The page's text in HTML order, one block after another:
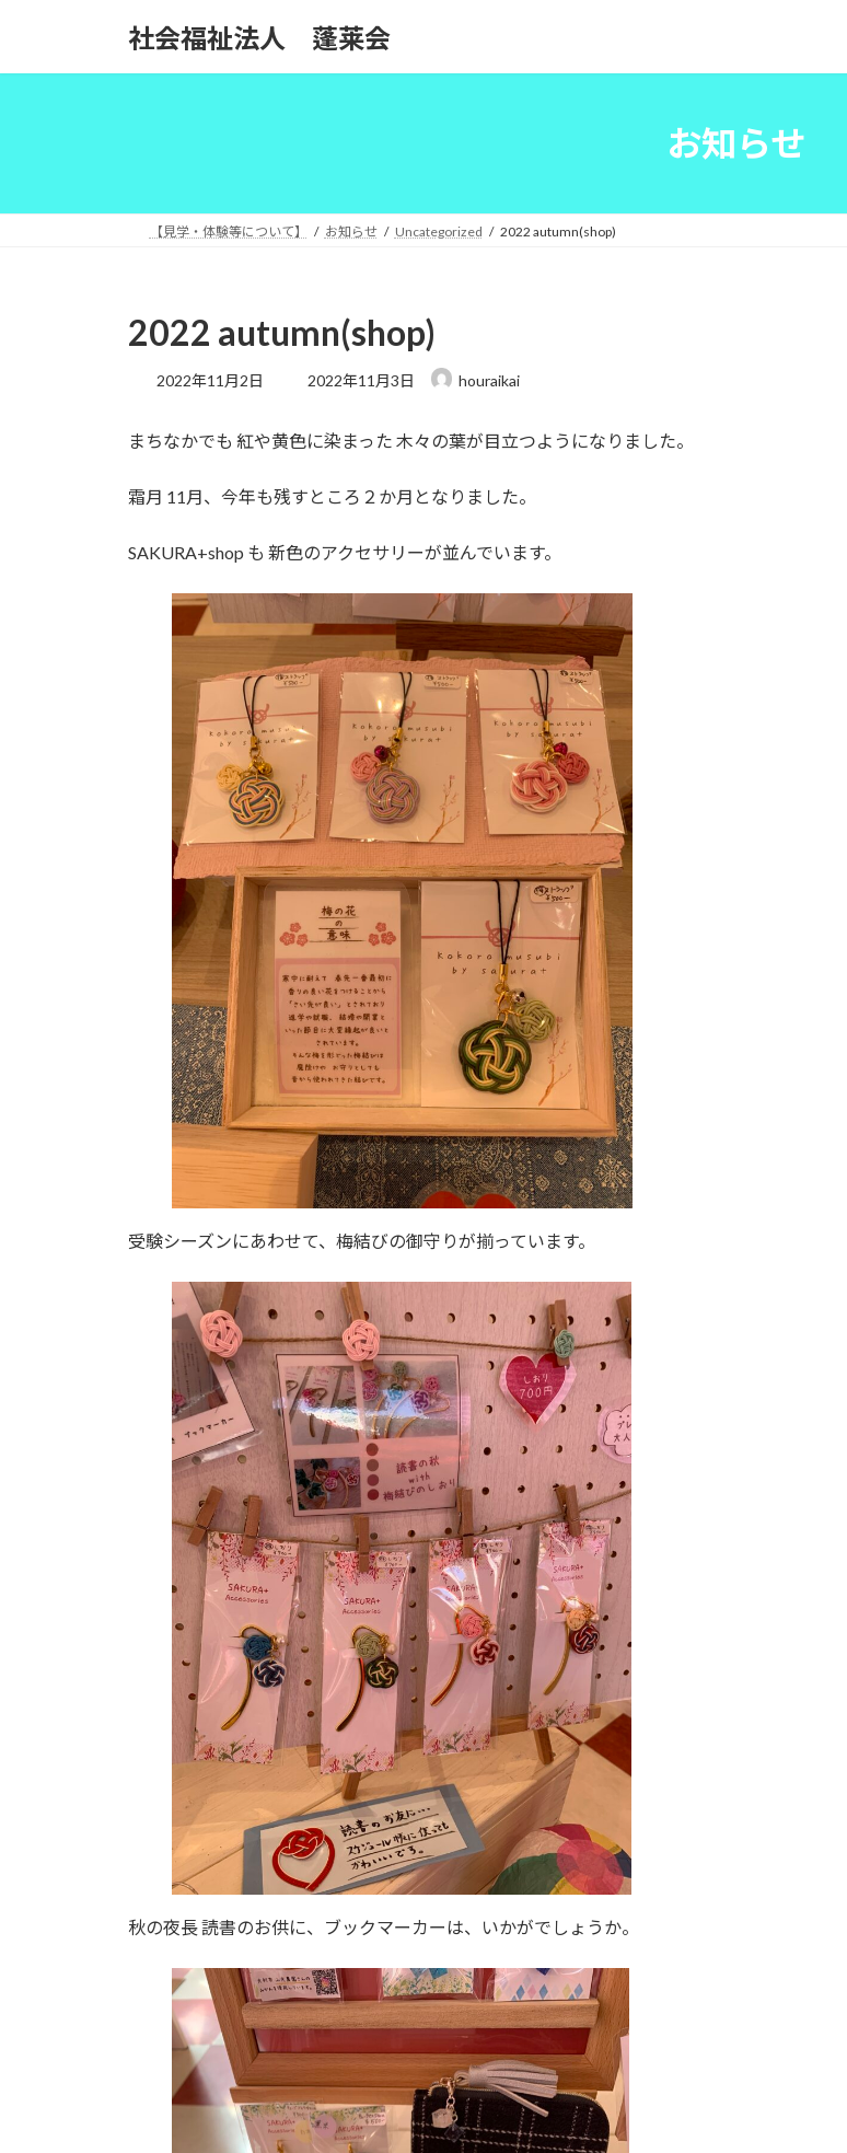
社会福祉法人 蓬莱会
お知らせ
【見学・体験等について】 お知らせ Uncategorized 2022 autumn(shop)
2022 autumn(shop)
2022年11月2日
最
新
時
2022年11月3日 houraikai
まちなかでも 紅や黄色に染まった 木々の葉が目立つようになりました。
霜月 11月、今年も残すところ２か月となりました。
SAKURA+shop も 新色のアクセサリーが並んでいます。
受験シーズンにあわせて、梅結びの御守りが揃っています。
秋の夜長 読書のお供に、ブックマーカーは、いかがでしょうか。